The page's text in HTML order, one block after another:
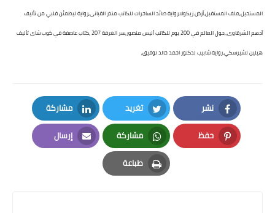
المستحيل,ملف المستقبل,أرض زيكولا,رواية صائد الساحرات للكاتب منذر القبانى,رواية ليطمئن قلبي من تأليف
أدهم الشرقاوى,,حول العالم في 200 يوم للكاتب أنيس منصور, سر الغرفة 207 ,
كتاب عاصفة في كوب شاى تأليف
هيلين تشيرسكي,رواية شابيب لدكتور احمد خالد توفيق,
نشر
Facebook
تغريد
Twitter
مشاركة
LinkedIn
حفظ
Pinterest
مشاركة
Whatsapp
إرسال
Email
طباعة
Print